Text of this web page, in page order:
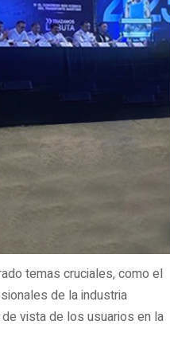
temas cruciales, como el
de la industria
vista de los usuarios en la